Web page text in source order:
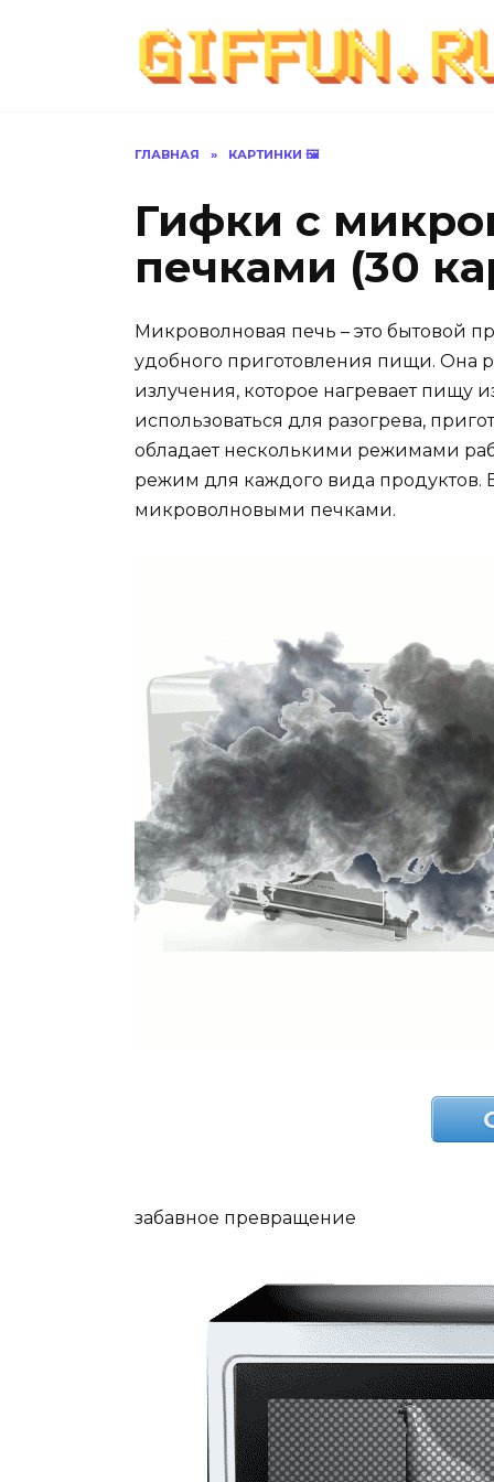
ГЛАВНАЯ » КАРТИНКИ 🖼
Гифки с
печками (30
Микроволновая печь – это бытовой
удобного приготовления пищи. Она
излучения, которое нагревает пищу
использоваться для разогрева,
обладает несколькими режимами
режим для каждого вида
микроволновыми печками.
забавное превращение